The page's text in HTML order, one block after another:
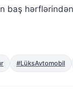
baş
#LüksAvtomobil